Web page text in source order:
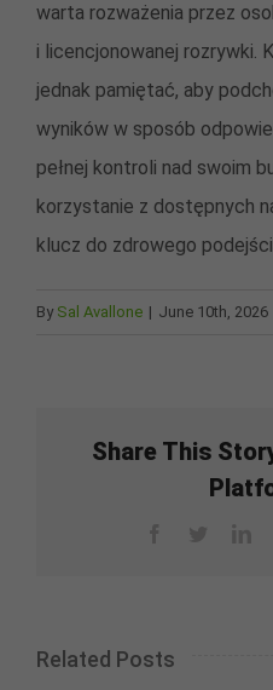
warta rozważenia przez
i licencjonowanej rozrywki.
jednak pamiętać, aby
wyników w sposób
pełnej kontroli nad swoim
korzystanie z dostępnych
klucz do zdrowego
By Sal Avallone | June 10th, 2026
Share This
Related Posts